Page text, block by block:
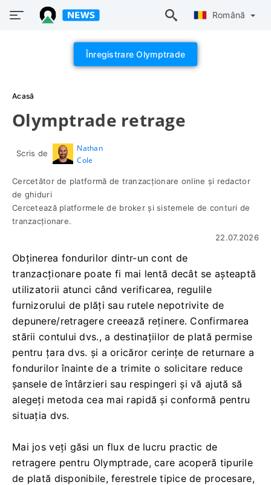
Română
Înregistrare Olymptrade
Acasă
Olymptrade retrage
Scris de
Nathan
Cole
Cercetător de platformă de tranzacționare online și redactor
de ghiduri
Cercetează platformele de broker și sistemele de conturi de
tranzacționare.
22.07.2026
Obținerea fondurilor dintr-un cont de
tranzacționare poate fi mai lentă decât se așteaptă
utilizatorii atunci când verificarea, regulile
furnizorului de plăți sau rutele nepotrivite de
depunere/retragere creează reținere. Confirmarea
stării contului dvs., a destinațiilor de plată permise
pentru țara dvs. și a oricăror cerințe de returnare a
fondurilor înainte de a trimite o solicitare reduce
șansele de întârzieri sau respingeri și vă ajută să
alegeți metoda cea mai rapidă și conformă pentru
situația dvs.
Mai jos veți găsi un flux de lucru practic de
retragere pentru Olymptrade, care acoperă tipurile
de plată disponibile, ferestrele tipice de procesare,